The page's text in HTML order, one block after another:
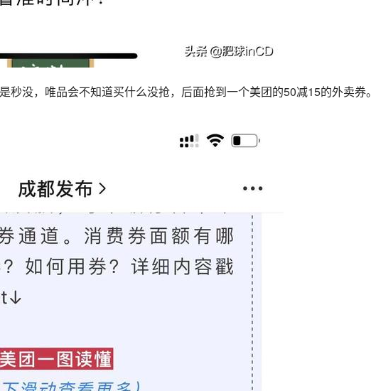
秒没，唯品会不知道买什么没抢，后面抢到一个美团的50减15的外卖券。